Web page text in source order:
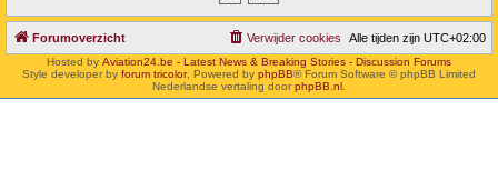
Forumoverzicht Alle tijden zijn UTC+02:00
Verwijder cookies
Hosted by Aviation24.be - Latest News & Breaking Stories - Discussion Forums
Style developer by forum tricolor, Powered by phpBB® Forum Software © phpBB Limited
Nederlandse vertaling doorphpBB.nl